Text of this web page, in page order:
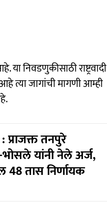
निवडणुकीसाठी राष्ट्रवादी
त्या जागांची मागणी आम्ही
तनपुरे
यांनी नेले अर्ज,
48 तास निर्णायक